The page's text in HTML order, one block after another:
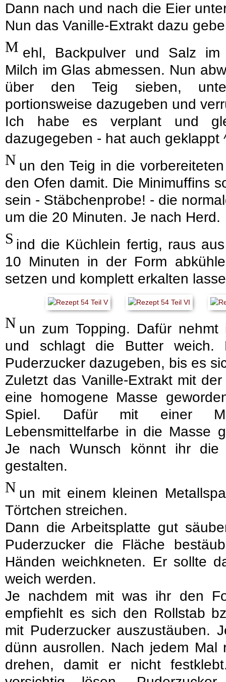
Dann nach und nach die Eier
Nun das Vanille-Extrakt dazu
M ehl, Backpulver und Salz im
Milch im Glas abmessen. Nun
über den Teig sieben,
portionsweise dazugeben und
Ich habe es verplant und
dazugegeben - hat auch geklappt
N un den Teig in die
den Ofen damit. Die Minimuffins
sein - Stäbchenprobe! - die
um die 20 Minuten. Je nach Herd.
S ind die Küchlein fertig, raus
10 Minuten in der Form
setzen und komplett erkalten
N un zum Topping. Dafür
und schlagt die Butter
Puderzucker dazugeben, bis es
Zuletzt das Vanille-Extrakt mit
eine homogene Masse
Spiel. Dafür mit einer
Lebensmittelfarbe in die Masse
Je nach Wunsch könnt ihr die
gestalten.
N un mit einem kleinen
Törtchen streichen.
Dann die Arbeitsplatte gut
Puderzucker die Fläche
Händen weichkneten. Er sollte
weich werden.
Je nachdem mit was ihr den
empfiehlt es sich den Rollstab
mit Puderzucker auszustäuben.
dünn ausrollen. Nach jedem Mal
drehen, damit er nicht